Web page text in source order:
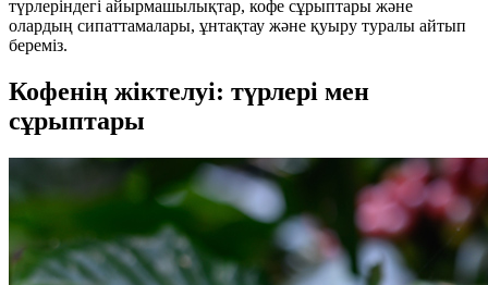
түрлеріндегі айырмашылықтар, кофе сұрыптары және
олардың сипаттамалары, ұнтақтау және қуыру туралы айтып
береміз.
Кофенің жіктелуі: түрлері мен
сұрыптары